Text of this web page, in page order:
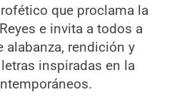
que proclama la
e invita a todos a
alabanza, rendición y
inspiradas en la